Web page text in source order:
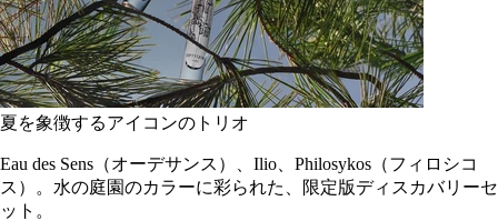
夏を象徴するアイコンのトリオ
Eau des Sens（オーデサンス）、Ilio、Philosykos（フィロシコ
ス）。水の庭園のカラーに彩られた、限定版ディスカバリーセ
ット。